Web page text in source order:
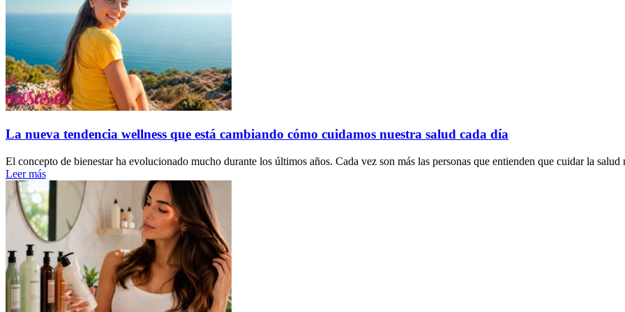
La nueva tendencia wellness que está cambiando cómo cuidamos nuestra salud cada día
El concepto de bienestar ha evolucionado mucho durante los últimos años. Cada vez son más las personas que entienden que cuidar la salud
Leer más